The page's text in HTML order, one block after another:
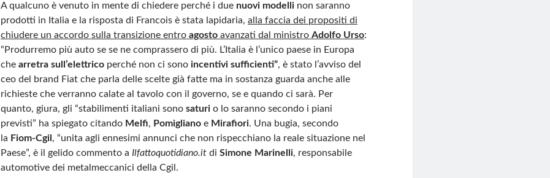
A qualcuno è venuto in mente di chiedere perché i due nuovi modelli non saranno
prodotti in Italia e la risposta di Francois è stata lapidaria, alla faccia dei propositi di
chiudere un accordo sulla transizione entro agosto avanzati dal ministro Adolfo Urso:
“Produrremo più auto se se ne comprassero di più. L’Italia è l’unico paese in Europa
che arretra sull’elettrico perché non ci sono incentivi sufficienti”, è stato l’avviso del
ceo del brand Fiat che parla delle scelte già fatte ma in sostanza guarda anche alle
richieste che verranno calate al tavolo con il governo, se e quando ci sarà. Per
quanto, giura, gli “stabilimenti italiani sono saturi o lo saranno secondo i piani
previsti” ha spiegato citando Melfi, Pomigliano e Mirafiori. Una bugia, secondo
la Fiom-Cgil , “unita agli ennesimi annunci che non rispecchiano la reale situazione nel
Paese”, è il gelido commento a Ilfattoquotidiano.it di Simone Marinelli, responsabile
automotive dei metalmeccanici della Cgil.